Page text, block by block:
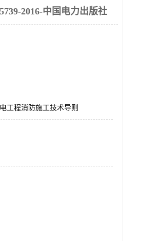
2016-中国电力出版社
工程消防施工技术导则